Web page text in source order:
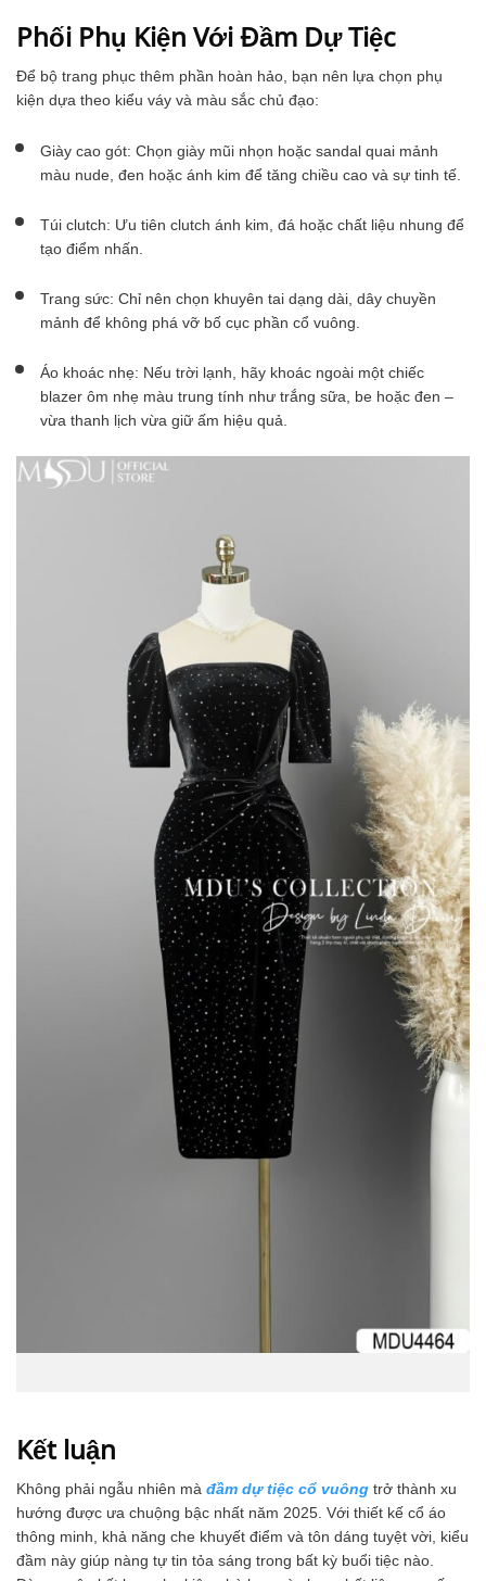
Phối Phụ Kiện Với Đầm Dự Tiệc
Để bộ trang phục thêm phần hoàn hảo, bạn nên lựa chọn phụ
kiện dựa theo kiểu váy và màu sắc chủ đạo:
Giày cao gót: Chọn giày mũi nhọn hoặc sandal quai mảnh
màu nude, đen hoặc ánh kim để tăng chiều cao và sự tinh tế.
Túi clutch: Ưu tiên clutch ánh kim, đá hoặc chất liệu nhung để
tạo điểm nhấn.
Trang sức: Chỉ nên chọn khuyên tai dạng dài, dây chuyền
mảnh để không phá vỡ bố cục phần cổ vuông.
Áo khoác nhẹ: Nếu trời lạnh, hãy khoác ngoài một chiếc
blazer ôm nhẹ màu trung tính như trắng sữa, be hoặc đen –
vừa thanh lịch vừa giữ ấm hiệu quả.
Kết luận
Không phải ngẫu nhiên mà đầm dự tiệc cổ vuông trở thành xu
hướng được ưa chuộng bậc nhất năm 2025. Với thiết kế cổ áo
thông minh, khả năng che khuyết điểm và tôn dáng tuyệt vời, kiểu
đầm này giúp nàng tự tin tỏa sáng trong bất kỳ buổi tiệc nào.